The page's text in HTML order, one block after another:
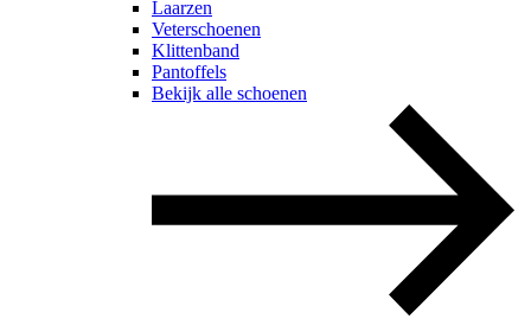
Laarzen
Veterschoenen
Klittenband
Pantoffels
Bekijk alle schoenen